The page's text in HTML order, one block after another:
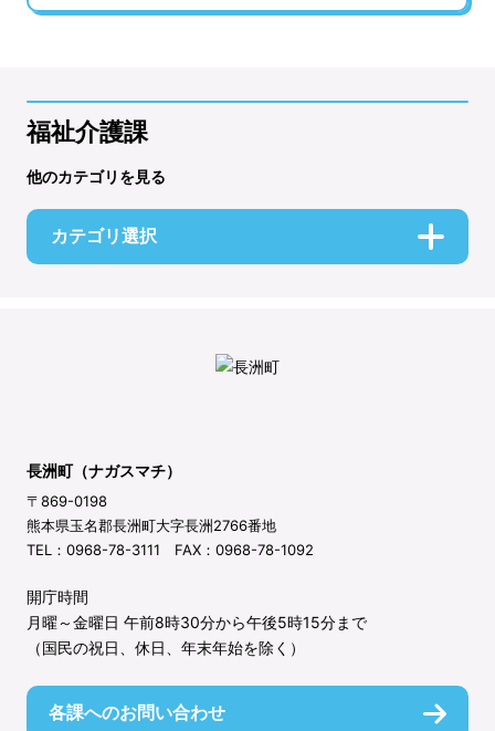
福祉介護課
他のカテゴリを見る
カテゴリ選択
長洲町（ナガスマチ）
〒869-0198
熊本県玉名郡長洲町大字長洲2766番地
TEL：0968-78-3111 FAX：0968-78-1092
開庁時間
月曜～金曜日 午前8時30分から午後5時15分まで
（国民の祝日、休日、年末年始を除く）
各課へのお問い合わせ